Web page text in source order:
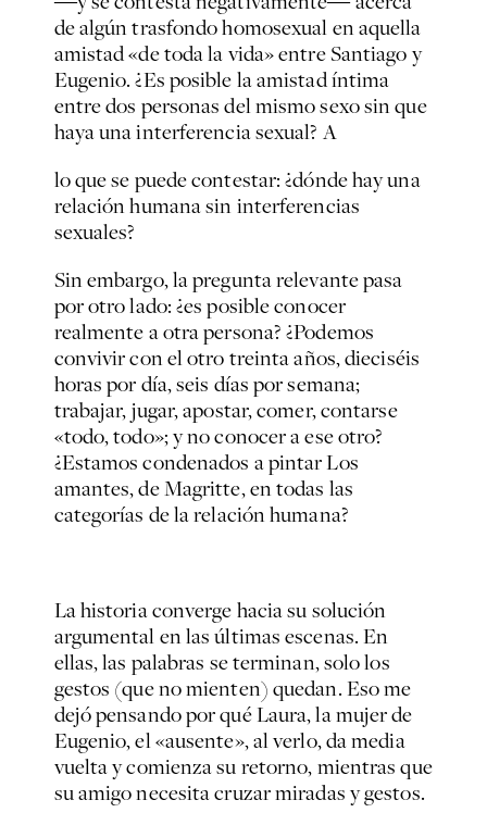
de algún trasfondo homosexual en aquella
amistad «de toda la vida» entre Santiago y
Eugenio. ¿Es posible la amistad íntima
entre dos personas del mismo sexo sin que
haya una interferencia sexual? A
lo que se puede contestar: ¿dónde hay una
relación humana sin interferencias
sexuales?
Sin embargo, la pregunta relevante pasa
por otro lado: ¿es posible conocer
realmente a otra persona? ¿Podemos
convivir con el otro treinta años, dieciséis
horas por día, seis días por semana;
trabajar, jugar, apostar, comer, contarse
«todo, todo»; y no conocer a ese otro?
¿Estamos condenados a pintarLos
amantes, de Magritte, en todas las
categorías de la relación humana?
La historia converge hacia su solución
argumental en las últimas escenas. En
ellas, las palabras se terminan, solo los
gestos (que no mienten) quedan. Eso me
dejó pensando por qué Laura, la mujer de
Eugenio, el «ausente», al verlo, da media
vuelta y comienza su retorno, mientras que
su amigo necesita cruzar miradas y gestos.